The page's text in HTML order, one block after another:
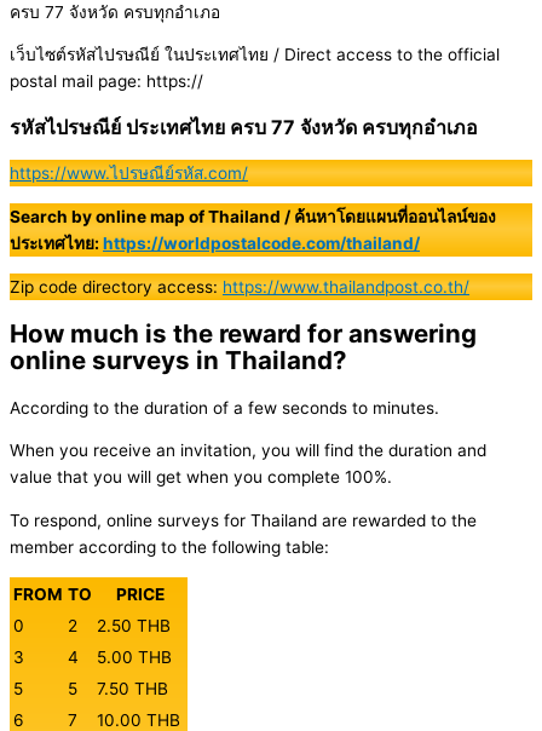
ครบ 77 จังหวัด ครบทุกอำเภอ
เว็บไซต์รหัสไปรษณีย์ ในประเทศไทย / Direct access to the official
postal mail page: https://
รหัสไปรษณีย์ ประเทศไทย ครบ 77 จังหวัด ครบทุกอำเภอ
https://www.ไปรษณีย์รหัส.com/
Search by online map of Thailand / ค้นหาโดยแผนที่ออนไลน์ของ
ประเทศไทย: https://worldpostalcode.com/thailand/
Zip code directory access:https://www.thailandpost.co.th/
How much is the reward for answering
online surveys in Thailand?
According to the duration of a few seconds to minutes.
When you receive an invitation, you will find the duration and
value that you will get when you complete 100%.
To respond, online surveys for Thailand are rewarded to the
member according to the following table:
FROM TO
PRICE
0
2
2.50 THB
3
4
5.00 THB
5
5
7.50 THB
6
7
10.00 THB